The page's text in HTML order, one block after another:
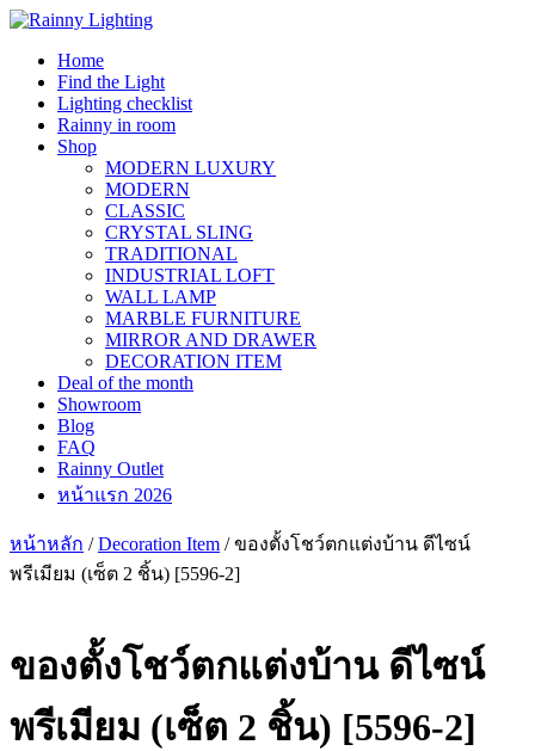
Skip
contentHome
Find the Light
Lighting checklist
Rainny in room
Shop
MODERN LUXURY
MODERN
CLASSIC
CRYSTAL SLING
TRADITIONAL
INDUSTRIAL LOFT
WALL LAMP
MARBLE FURNITURE
MIRROR AND DRAWER
DECORATION ITEM
Deal of the month
Showroom
Blog
FAQ
Rainny Outlet
หน้าแรก 2026
หน้าหลัก /Decoration Item / ของตั้งโชว์ตกแต่งบ้าน ดีไซน์
พรีเมียม (เซ็ต 2 ชิ้น) [5596-2]
ของตั้งโชว์ตกแต่งบ้าน ดีไซน์
พรีเมียม (เซ็ต 2 ชิ้น) [5596-2]